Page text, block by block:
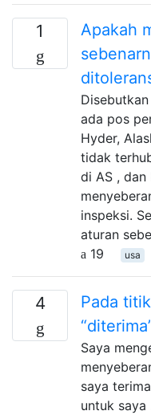
1
Apakah
ada pos
Hyder,
tidak
di AS ,
inspeksi.
aturan
19
usa
4
Pada
Saya
saya
untuk